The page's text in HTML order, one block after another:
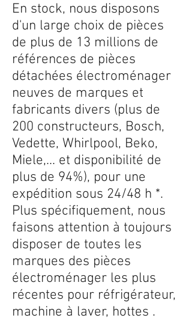
En stock, nous disposons
d'un large choix de pièces
de plus de 13 millions de
références de pièces
détachées électroménager
neuves de marques et
fabricants divers (plus de
200 constructeurs, Bosch,
Vedette, Whirlpool, Beko,
Miele,... et disponibilité de
plus de 94%), pour une
expédition sous 24/48 h *.
Plus spécifiquement, nous
faisons attention à toujours
disposer de toutes les
marques des pièces
électroménager les plus
récentes pour réfrigérateur,
machine à laver, hottes .